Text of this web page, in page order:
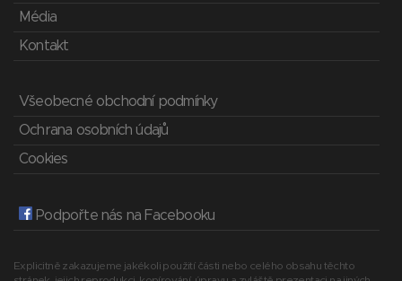
Média
Kontakt
Všeobecné obchodní podmínky
Ochrana osobních údajů
Cookies
Podpořte nás na Facebooku
Explicitně zakazujeme jakékoli použití části nebo celého obsahu těchto